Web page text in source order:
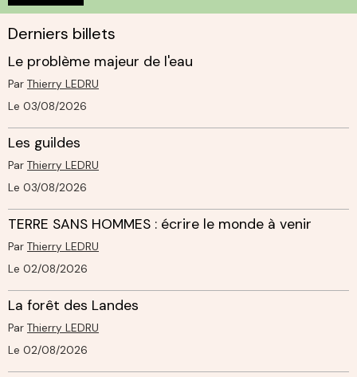
Derniers billets
Le problème majeur de l'eau
Par Thierry LEDRU
Le 03/08/2026
Les guildes
Par Thierry LEDRU
Le 03/08/2026
TERRE SANS HOMMES : écrire le monde à venir
Par Thierry LEDRU
Le 02/08/2026
La forêt des Landes
Par Thierry LEDRU
Le 02/08/2026